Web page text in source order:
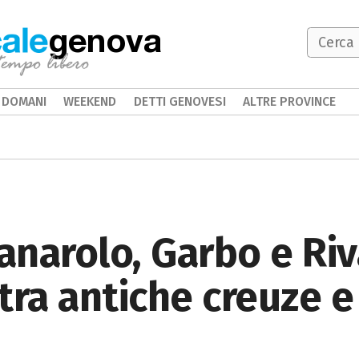
Garbo e
antiche creuze
genova
DOMANI WEEKEND DETTI GENOVESI ALTRE PROVINCE